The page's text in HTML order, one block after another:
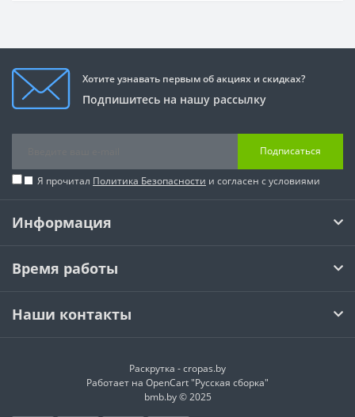
Хотите узнавать первым об акциях и скидках?
Подпишитесь на нашу рассылку
Подписаться
Я прочитал Политика Безопасности и согласен с условиями
Информация
Время работы
Наши контакты
Раскрутка -cropas.by
Работает на OpenCart "Русская сборка"
bmb.by © 2025